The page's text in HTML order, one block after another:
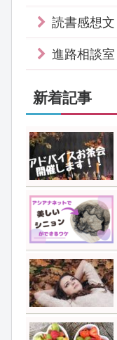
読書感想文
進路相談室
新着記事